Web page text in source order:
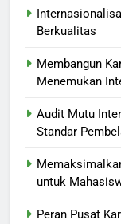
Berkualitas
Membangun
Menemukan
Audit Mutu
Standar
untuk
Peran Pusat